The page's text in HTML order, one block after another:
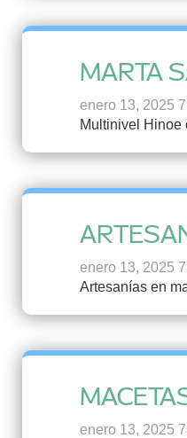
MARTA
enero 13, 2025
Multinivel Hinoe
enero 13, 2025
Artesanías en
enero 13, 2025